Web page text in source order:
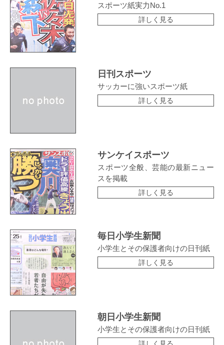
スポーツ紙実力No.1
詳しく見る
日刊スポーツ
サッカーに強いスポーツ紙
詳しく見る
サンケイスポーツ
スポーツ全般、芸能の最新ニュー
スを掲載
詳しく見る
毎日小学生新聞
小学生とその保護者向けの日刊紙
詳しく見る
朝日小学生新聞
小学生とその保護者向けの日刊紙